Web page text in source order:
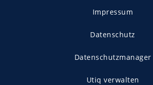
Impressum
Datenschutz
Datenschutzmanager
Utiq verwalten